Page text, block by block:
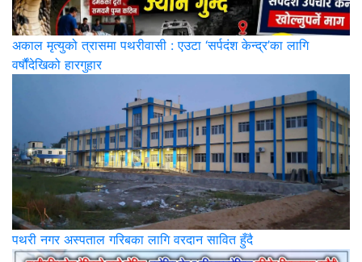
अकाल मृत्युको त्रासमा पथरीवासी : एउटा ‘सर्पदंश केन्द्र’का लागि
वर्षौंदेखिको हारगुहार
पथरी नगर अस्पताल गरिबका लागि वरदान सावित हुँदै